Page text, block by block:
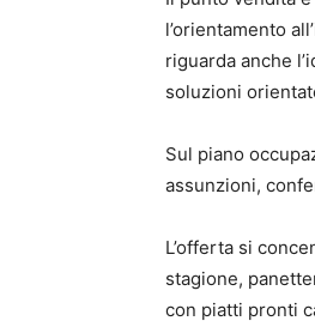
l’orientamento
riguarda anche
soluzioni
Sul piano
assunzioni,
L’offerta si
stagione,
con piatti pronti